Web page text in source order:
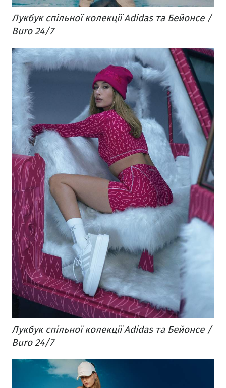
Лукбук спільної колекції Adidas та Бейонсе /
Buro 24/7
Лукбук спільної колекції Adidas та Бейонсе /
Buro 24/7